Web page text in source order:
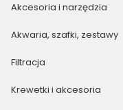
Akcesoria i narzędzia
Akwaria, szafki, zestawy
Filtracja
Krewetki i akcesoria